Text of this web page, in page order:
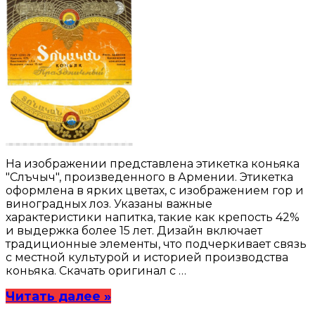
На изображении представлена этикетка коньяка
"Слъчыч", произведенного в Армении. Этикетка
оформлена в ярких цветах, с изображением гор и
виноградных лоз. Указаны важные
характеристики напитка, такие как крепость 42%
и выдержка более 15 лет. Дизайн включает
традиционные элементы, что подчеркивает связь
с местной культурой и историей производства
коньяка. Скачать оригинал с …
Читать далее »